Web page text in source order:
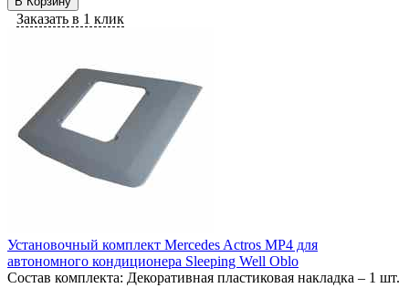
Заказать в 1 клик
Установочный комплект Mercedes Actros MP4 для
автономного кондиционера Sleeping Well Oblo
Состав комплекта: Декоративная пластиковая накладка – 1 шт.